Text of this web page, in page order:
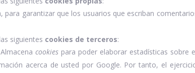
para garantizar que los usuarios que escriban
siguientes cookies de terceros:
cookiespara poder elaborar estadísticas sobre
acerca de usted por Google. Por tanto, el